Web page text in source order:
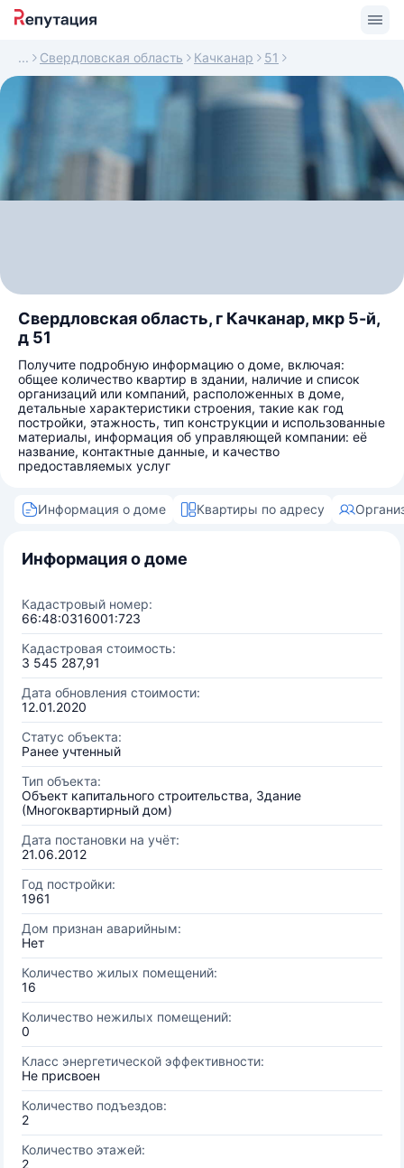
Свердловская область Качканар 51
Свердловская область, г Качканар, мкр 5-й,
д 51
Получите подробную информацию о доме, включая:
общее количество квартир в здании, наличие и список
организаций или компаний, расположенных в доме,
детальные характеристики строения, такие как год
постройки, этажность, тип конструкции и использованные
материалы, информация об управляющей компании: её
название, контактные данные, и качество
предоставляемых услуг
Информация о доме Квартиры по адресу
Информация о доме
Кадастровый номер:
66:48:0316001:723
Кадастровая стоимость:
3 545 287,91
Дата обновления стоимости:
12.01.2020
Статус объекта:
Ранее учтенный
Тип объекта:
Объект капитального строительства, Здание
(Многоквартирный дом)
Дата постановки на учёт:
21.06.2012
Год постройки:
1961
Дом признан аварийным:
Нет
Количество жилых помещений:
16
Количество нежилых помещений:
0
Класс энергетической эффективности:
Не присвоен
Количество подъездов:
2
Количество этажей:
2